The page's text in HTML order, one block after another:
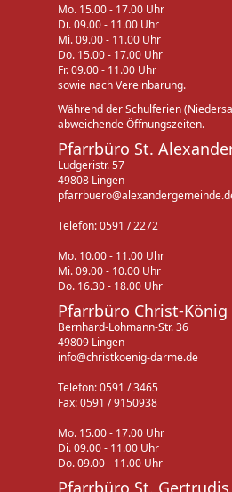
Mo. 15.00 - 17.00 Uhr
Di. 09.00 - 11.00 Uhr
Mi. 09.00 - 11.00 Uhr
Do. 15.00 - 17.00 Uhr
Fr. 09.00 - 11.00 Uhr
sowie nach Vereinbarung.
Während der Schulferien
abweichende Öffnungszeiten.
Pfarrbüro St.
Ludgeristr. 57
49808 Lingen
Telefon: 0591 / 2272
Mo. 10.00 - 11.00 Uhr
Mi. 09.00 - 10.00 Uhr
Do. 16.30 - 18.00 Uhr
Pfarrbüro Christ-König
Bernhard-Lohmann-Str. 36
49809 Lingen
info@christkoenig-darme.de
Telefon: 0591 / 3465
Fax: 0591 / 9150938
Mo. 15.00 - 17.00 Uhr
Di. 09.00 - 11.00 Uhr
Do. 09.00 - 11.00 Uhr
Pfarrbüro St. Gertrudis